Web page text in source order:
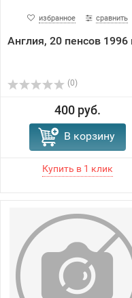
избранное сравнить
Англия, 20 пенсов 1996
(0)
400 руб.
В корзину